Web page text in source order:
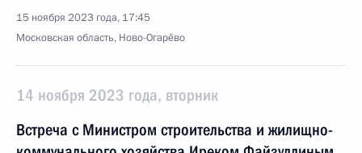
15 ноября 2023 года, 17:45
Московская область, Ново-Огарёво
14 ноября 2023 года, вторник
Встреча с Министром строительства и жилищно-